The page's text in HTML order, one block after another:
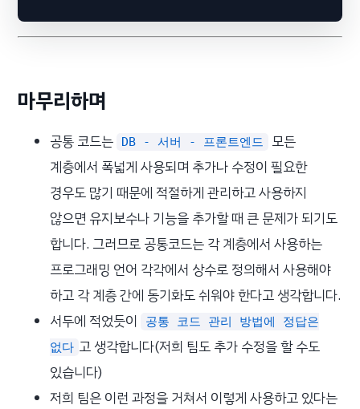
마무리하며
공통 코드는 DB - 서버 - 프론트엔드
모든
계층에서 폭넓게 사용되며 추가나 수정이 필요한
경우도 많기 때문에 적절하게 관리하고 사용하지
않으면 유지보수나 기능을 추가할 때 큰 문제가 되기도
합니다. 그러므로 공통코드는 각 계층에서 사용하는
프로그래밍 언어 각각에서 상수로 정의해서 사용해야
하고 각 계층 간에 동기화도 쉬워야 한다고 생각합니다.
서두에 적었듯이
공통 코드 관리 방법에 정답은
없다 고 생각합니다(저희 팀도 추가 수정을 할 수도
있습니다)
저희 팀은 이런 과정을 거쳐서 이렇게 사용하고 있다는